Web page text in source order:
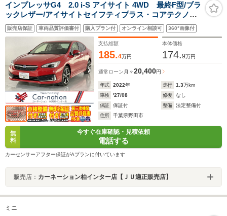
インプレッサG4 2.0 i-S アイサイト 4WD 最終F型/ブラ
ックレザー/アイサイトセイフティプラス・コアテクノロ
ジー/アダプティブドライビングビーム/前席パワーシー
ト・シートヒーター/F・S・Bカメラ/純正Panasonicナビ/
ブルーレイ再生/ETC2.0/ドラレコ
販売店保証 車両品質評価書付 購入プラン付 オンライン相談可 360°画像付
支払総額
185.4万円
本体価格
174.9万円
通常ローン 月々20,400円
年式 2022年 走行 1.3万km
車検
'27/08 修復
なし
保証
保証付 整備
法定整備付
住所
千葉県野田市
無
料
今すぐ在庫確認・見積依頼
電話する
カーセンサーアフター保証がAプランに付いています
販売店： カーネーション柏インター店【ＪＵ適正販売店】
ミニ